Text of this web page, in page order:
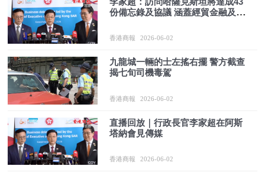
份備忘錄及協議 涵蓋經貿金融及科
香港商報 2026-06-02
九龍城一輛的士左搖右擺 警方截查
揭七旬司機毒駕
香港商報 2026-06-02
直播回放｜行政長官李家超在阿斯
塔納會見傳媒
香港商報 2026-06-02